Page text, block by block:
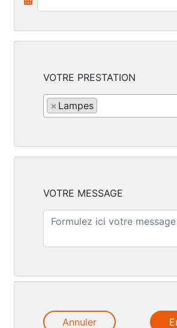
VOTRE PRESTATION
× Lampes
VOTRE MESSAGE
Annuler